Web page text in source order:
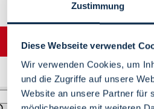
Zustimmung
Diese Webseite verwendet
Wir verwenden Cookies, um
und die Zugriffe auf unsere
Website an unsere Partner für